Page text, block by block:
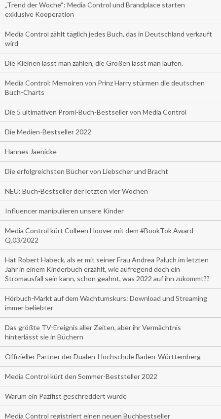
„Trend der Woche“: Media Control und Brandplace starten
exklusive Kooperation
Media Control zählt täglich jedes Buch, das in Deutschland verkauft
wird
Die Kleinen lässt man zahlen, die Großen lässt man laufen.
Media Control: Memoiren von Prinz Harry stürmen die deutschen
Buch-Charts
Die 5 ultimativen Promi-Buch-Bestseller von Media Control
Die Medien-Bestseller 2022
Hannes Jaenicke
Die erfolgreichsten Bücher von Liebscher und Bracht
NEU: Buch-Bestseller der letzten vier Wochen
Influencer manipulieren unsere Kinder
Media Control kürt Colleen Hoover mit dem #BookTok Award
Q.03/2022
Hat Robert Habeck, als er mit seiner Frau Andrea Paluch im letzten
Jahr in einem Kinderbuch erzählt, wie aufregend doch ein
Stromausfall sein kann, schon geahnt, was 2022 auf ihn zukommt??
Hörbuch-Markt auf dem Wachtumskurs: Download und Streaming
immer beliebter
Das größte TV-Ereignis aller Zeiten, aber ihr Vermächtnis
hinterlässt sie in Büchern
Offizieller Partner der Dualen-Hochschule Baden-Württemberg
Media Control kürt den Sommer-Beststeller 2022
Warum ein Pazifist geschreddert wurde
Media Control registriert einen neuen Buchbestseller